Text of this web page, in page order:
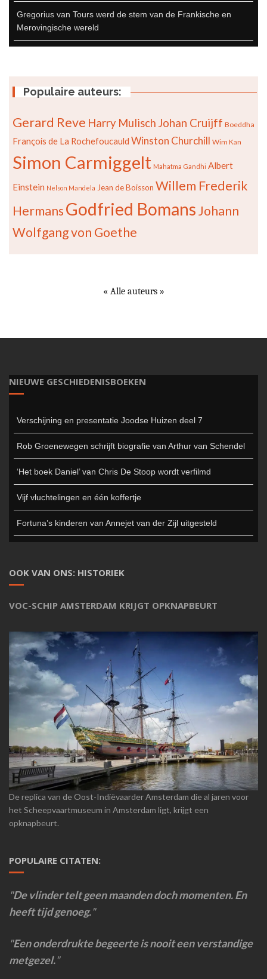
Gregorius van Tours werd de stem van de Frankische en
Merovingische wereld
Populaire auteurs:
Gerard Reve Harry Mulisch Johan Cruijff Boeddha
François de La Rochefoucauld Winston Churchill Wim Kan
Simon Carmiggelt Mahatma Gandhi Albert
Einstein Nelson Mandela Jean de Boisson Willem Frederik
HermansGodfried BomansJohann
Wolfgang von Goethe
« Alle auteurs »
NIEUWE GESCHIEDENISBOEKEN
Verschijning en presentatie Joodse Huizen deel 7
Rob Groenewegen schrijft biografie van Arthur van Schendel
‘Het boek Daniel’ van Chris De Stoop wordt verfilmd
Vijf vluchtelingen en één koffertje
Fortuna’s kinderen van Annejet van der Zijl uitgesteld
OOK VAN ONS: HISTORIEK
VOC-SCHIP AMSTERDAM KRIJGT OPKNAPBEURT
De replica van de Oost-Indiëvaarder Amsterdam die al jaren voor
het Scheepvaartmuseum in Amsterdam ligt, krijgt een
opknapbeurt.
POPULAIRE CITATEN:
De vlinder telt geen maanden doch momenten. En
heeft tijd genoeg.
Een onderdrukte begeerte is nooit een verstandige
metgezel.